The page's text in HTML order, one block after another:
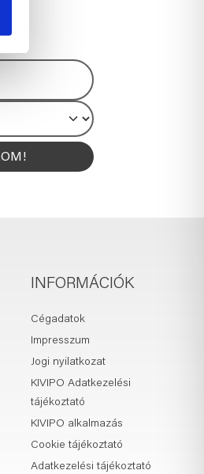
INFORMÁCIÓK
Cégadatok
Impresszum
Jogi nyilatkozat
KIVIPO Adatkezelési
tájékoztató
KIVIPO alkalmazás
Cookie tájékoztató
Adatkezelési tájékoztató